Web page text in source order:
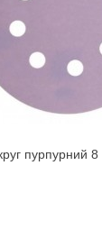
пурпурний